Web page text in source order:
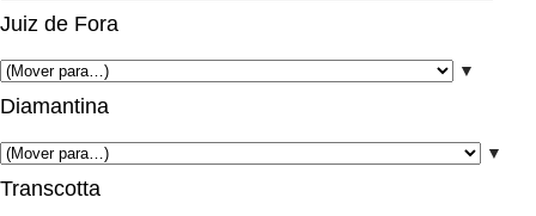
Juiz de Fora
▼
Diamantina
▼
Transcotta